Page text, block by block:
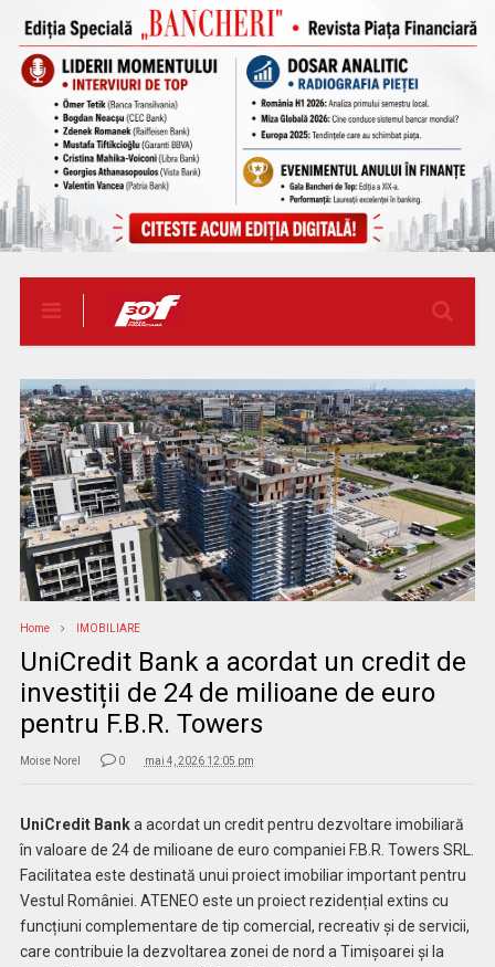
Home IMOBILIARE
UniCredit Bank a acordat un credit de
investiții de 24 de milioane de euro
pentru F.B.R. Towers
Moise Norel 0 mai 4, 2026 12:05 pm
UniCredit Banka acordat un credit pentru dezvoltare imobiliară
în valoare de 24 de milioane de euro companiei F.B.R. Towers SRL.
Facilitatea este destinată unui proiect imobiliar important pentru
Vestul României. ATENEO este un proiect rezidențial extins cu
funcțiuni complementare de tip comercial, recreativ și de servicii,
care contribuie la dezvoltarea zonei de nord a Timișoarei și la